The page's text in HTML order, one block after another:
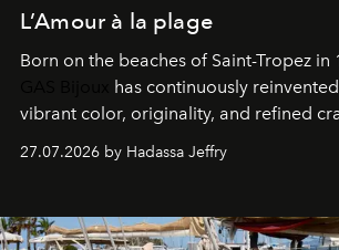
L’Amour à la plage
Born on the beaches of Saint-Tropez in
has continuously
vibrant color, originality, and refined
every creation.
27.07.2026 by Hadassa Jeffry